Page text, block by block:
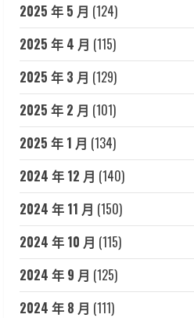
2025 年 5 月 (124)
2025 年 4 月 (115)
2025 年 3 月 (129)
2025 年 2 月 (101)
2025 年 1 月 (134)
2024 年 12 月 (140)
2024 年 11 月 (150)
2024 年 10 月 (115)
2024 年 9 月 (125)
2024 年 8 月 (111)